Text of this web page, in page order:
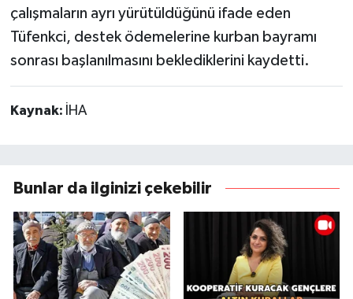
çalışmaların ayrı yürütüldüğünü ifade eden
Tüfenkci, destek ödemelerine kurban bayramı
sonrası başlanılmasını beklediklerini kaydetti.
Kaynak: İHA
Bunlar da ilginizi çekebilir